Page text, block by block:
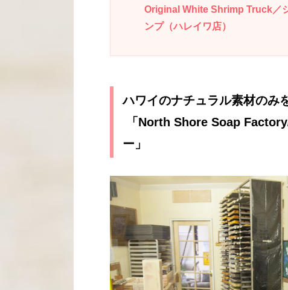
Original White Shrimp Truck／
ンプ（ハレイワ店）
ハワイのナチュラル素材のみ
「North Shore Soap
ー」